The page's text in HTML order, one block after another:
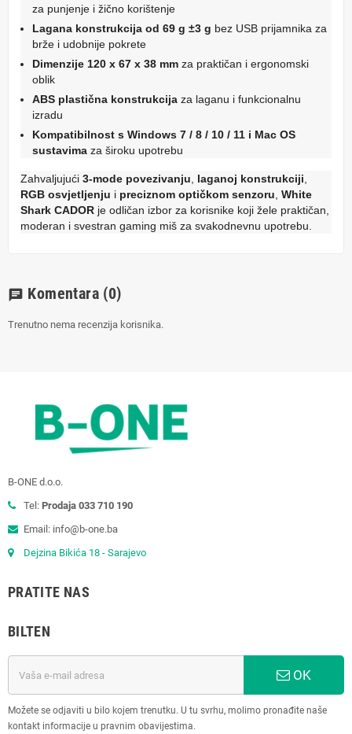
za punjenje i žično korištenje
Lagana konstrukcija od 69 g ±3 g bez USB prijamnika za
brže i udobnije pokrete
Dimenzije 120 x 67 x 38 mm za praktičan i ergonomski
oblik
ABS plastična konstrukcija za laganu i funkcionalnu
izradu
Kompatibilnost s Windows 7 / 8 / 10 / 11 i Mac OS
sustavima za široku upotrebu
Zahvaljujući 3-mode povezivanju laganoj konstrukciji
RGB osvjetljenju i preciznom optičkom senzoru White
Shark CADOR je odličan izbor za korisnike koji žele praktičan,
moderan i svestran gaming miš za svakodnevnu upotrebu.
chat Komentara (0)
Trenutno nema recenzija korisnika.
B-ONE d.o.o.
Tel: Prodaja 033 710 190
Email: info@b-one.ba
Dejzina Bikića 18 - Sarajevo
PRATITE NAS
BILTEN
OK
Možete se odjaviti u bilo kojem trenutku. U tu svrhu, molimo pronađite naše
kontakt informacije u pravnim obavijestima.